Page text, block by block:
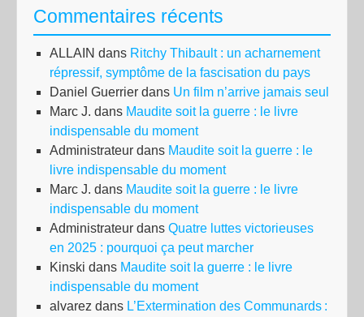
Commentaires récents
ALLAIN dans Ritchy Thibault : un acharnement
répressif, symptôme de la fascisation du pays
Daniel Guerrier dans Un film n’arrive jamais seul
Marc J. dans Maudite soit la guerre : le livre
indispensable du moment
Administrateur dans Maudite soit la guerre : le
livre indispensable du moment
Marc J. dans Maudite soit la guerre : le livre
indispensable du moment
Administrateur dans Quatre luttes victorieuses
en 2025 : pourquoi ça peut marcher
Kinski dans Maudite soit la guerre : le livre
indispensable du moment
alvarez dans L’Extermination des Communards :